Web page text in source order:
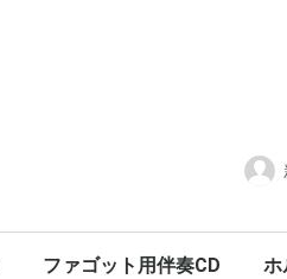
ファゴット用伴奏CD ホ